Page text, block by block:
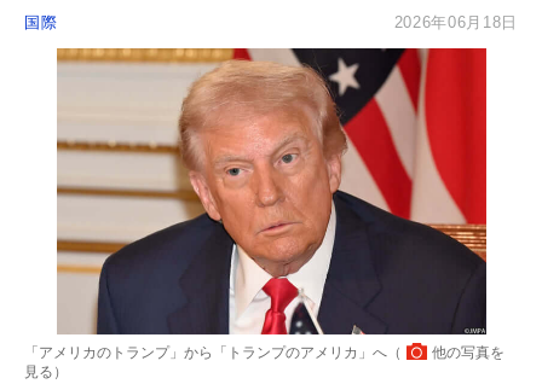
国際 2026年06月18日
「アメリカのトランプ」から「トランプのアメリカ」へ（
他の写真を
見る ）